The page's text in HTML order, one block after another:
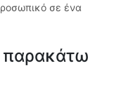
σε ένα
παρακάτω